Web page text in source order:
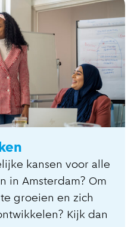
kansen voor alle
in Amsterdam? Om
groeien en zich
Kijk dan